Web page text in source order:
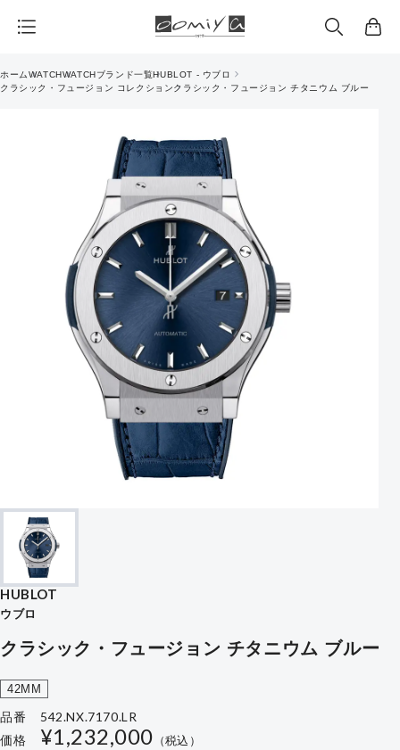
ー
ホームWATCHWATCHブランド一覧HUBLOT - ウブロ
クラシック・フュージョン コレクションクラシック・フュージョン チタニウム ブルー
HUBLOT
ウブロ
クラシック・フュージョン チタニウム ブルー
42MM
品番 542.NX.7170.LR
価格
通
¥1,232,000 （税込）